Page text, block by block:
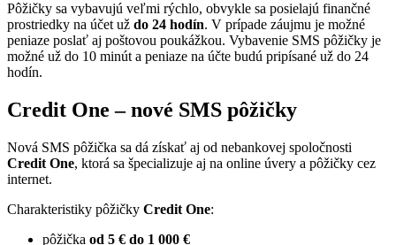
Pôžičky sa vybavujú veľmi rýchlo, obvykle sa posielajú finančné
prostriedky na účet už do 24 hodín. V prípade záujmu je možné
peniaze poslať aj poštovou poukážkou. Vybavenie SMS pôžičky je
možné už do 10 minút a peniaze na účte budú pripísané už do 24
hodín.
Credit One – nové SMS pôžičky
Nová SMS pôžička sa dá získať aj od nebankovej spoločnosti
Credit One, ktorá sa špecializuje aj na online úvery a pôžičky cez
internet.
Charakteristiky pôžičky Credit One:
pôžička od 5 € do 1 000 €